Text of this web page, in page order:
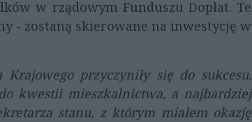
w rządowym Funduszu Dopłat. Te
- zostaną skierowane na inwestycję w
przyczyniły się do sukcesu.
kwestii mieszkalnictwa, a najbardziej
stanu, z którym miałem okazję